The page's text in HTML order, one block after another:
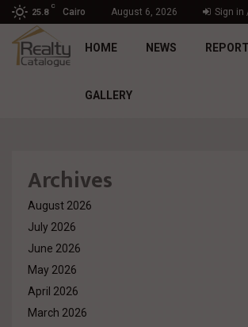
25.8
C
Cairo August 6, 2026 Sign in
Engineering Mastery. Human Impact – The
HOME NEWS
GALLERY
Archives
August 2026
July 2026
June 2026
May 2026
April 2026
March 2026